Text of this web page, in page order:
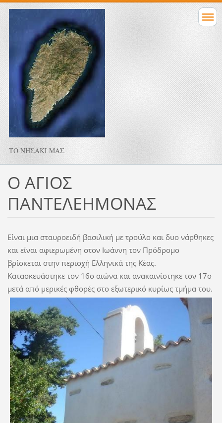
ΤΟ ΝΗΣΑΚΙ ΜΑΣ
Ο ΑΓΙΟΣ
ΠΑΝΤΕΛΕΗΜΟΝΑΣ
Είναι μια σταυροειδή βασιλική με τρούλο και δυο νάρθηκες
και είναι αφιερωμένη στον Ιωάννη τον Πρόδρομο
βρίσκεται στην περιοχή Ελληνικά της Κέας.
Κατασκευάστηκε τον 16ο αιώνα και ανακαινίστηκε τον 17ο
μετά από μερικές φθορές στο εξωτερικό κυρίως τμήμα του.